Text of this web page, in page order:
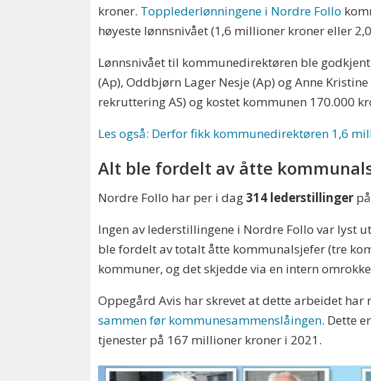
kroner. Topplederlønningene i Nordre Follo
høyeste lønnsnivået (1,6 millioner kroner eller
Lønnsnivået til kommunedirektøren ble
(Ap), Oddbjørn Lager Nesje (Ap) og Anne
rekruttering AS) og kostet kommunen 170.000
Les også: Derfor fikk kommunedirektøren 1,6
Alt ble fordelt av åtte
Nordre Follo har per i dag314 lederstillinger
Ingen av lederstillingene i Nordre Follo var lyst
ble fordelt av totalt åtte kommunalsjefer (tre
kommuner, og det skjedde via en intern
Oppegård Avis har skrevet at dette arbeidet
sammen før kommunesammenslåingen. Dette
tjenester på 167 millioner kroner i 2021.